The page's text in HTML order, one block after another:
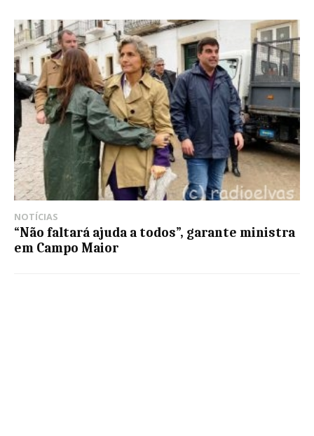
NOTÍCIAS
“Não faltará ajuda a todos”, garante ministra
em Campo Maior